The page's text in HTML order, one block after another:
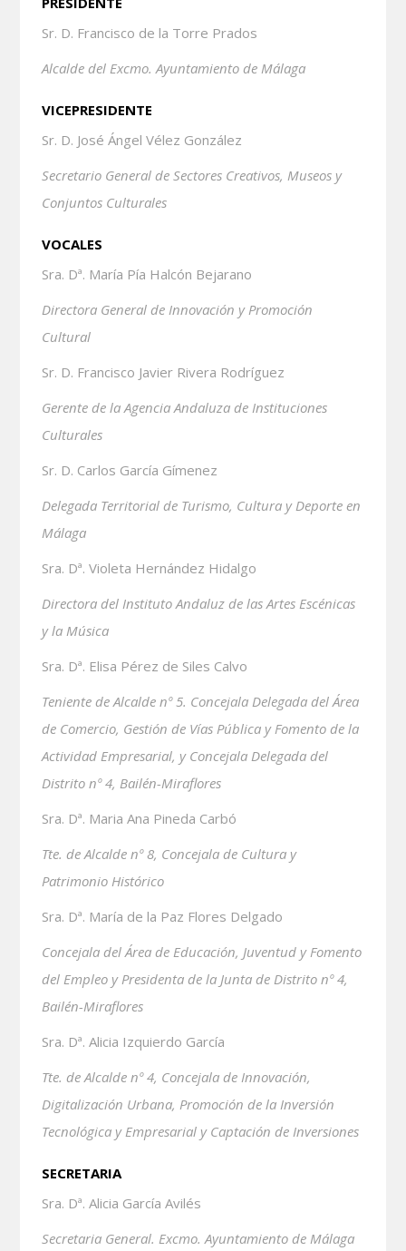
Sr. D. Francisco de la Torre Prados
Alcalde del Excmo. Ayuntamiento de Málaga
VICEPRESIDENTE
Sr. D. José Ángel Vélez González
Secretario General de Sectores Creativos, Museos y
Conjuntos Culturales
VOCALES
Sra. Dª. María Pía Halcón Bejarano
Directora General de Innovación y Promoción
Cultural
Sr. D. Francisco Javier Rivera Rodríguez
Gerente de la Agencia Andaluza de Instituciones
Culturales
Sr. D. Carlos García Gímenez
Delegada Territorial de Turismo, Cultura y Deporte en
Málaga
Sra. Dª. Violeta Hernández Hidalgo
Directora del Instituto Andaluz de las Artes Escénicas
y la Música
Sra. Dª. Elisa Pérez de Siles Calvo
Teniente de Alcalde nº 5. Concejala Delegada del Área
de Comercio, Gestión de Vías Pública y Fomento de la
Actividad Empresarial, y Concejala Delegada del
Distrito nº 4, Bailén-Miraflores
Sra. Dª. Maria Ana Pineda Carbó
Tte. de Alcalde nº 8, Concejala de Cultura y
Patrimonio Histórico
Sra. Dª. María de la Paz Flores Delgado
Concejala del Área de Educación, Juventud y Fomento
del Empleo y Presidenta de la Junta de Distrito nº 4,
Bailén-Miraflores
Sra. Dª. Alicia Izquierdo García
Tte. de Alcalde nº 4, Concejala de Innovación,
Digitalización Urbana, Promoción de la Inversión
Tecnológica y Empresarial y Captación de Inversiones
SECRETARIA
Sra. Dª. Alicia García Avilés
Secretaria General. Excmo. Ayuntamiento de Málaga